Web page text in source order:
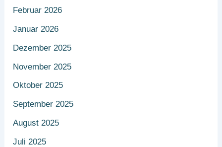
Februar 2026
Januar 2026
Dezember 2025
November 2025
Oktober 2025
September 2025
August 2025
Juli 2025